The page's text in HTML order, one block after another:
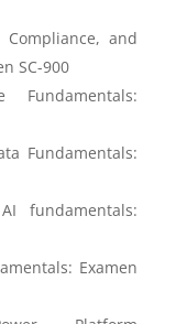
and
SC-900
Fundamentals:
Fundamentals:
fundamentals:
Examen